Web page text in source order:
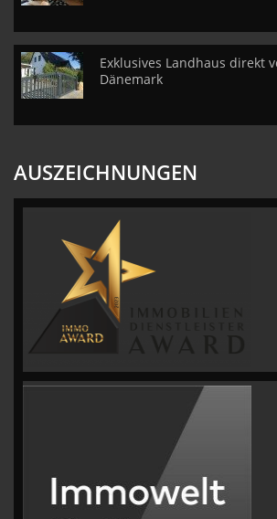
Exklusives Landhaus direkt
Dänemark
AUSZEICHNUNGEN